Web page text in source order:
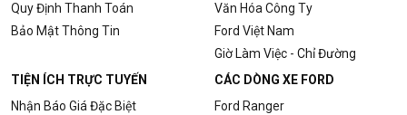
Quy Định Thanh Toán
Bảo Mật Thông Tin
Văn Hóa Công Ty
Ford Việt Nam
Giờ Làm Việc - Chỉ Đường
TIỆN ÍCH TRỰC TUYẾN
Nhận Báo Giá Đặc Biệt
CÁC DÒNG XE FORD
Ford Ranger